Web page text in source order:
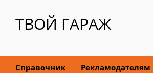
ТВОЙ ГАРАЖ
Справочник Рекламодателям